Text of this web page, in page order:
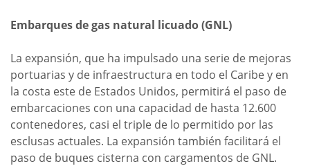
Embarques de gas natural licuado (GNL)
La expansión, que ha impulsado una serie de mejoras
portuarias y de infraestructura en todo el Caribe y en
la costa este de Estados Unidos, permitirá el paso de
embarcaciones con una capacidad de hasta 12.600
contenedores, casi el triple de lo permitido por las
esclusas actuales. La expansión también facilitará el
paso de buques cisterna con cargamentos de GNL.